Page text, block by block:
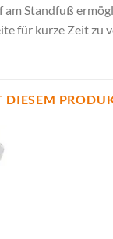
am Standfuß
für kurze Zeit zu